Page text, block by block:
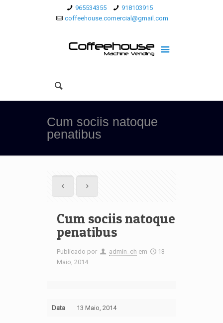
965534355
918103915
coffeehouse.comercial@gmail.com
Cum sociis natoque
penatibus
Cum sociis natoque
penatibus
Publicado por admin_ch em
13
Maio, 2014
Data 13 Maio, 2014